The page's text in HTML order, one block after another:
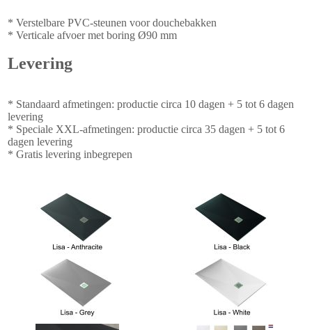
* Verstelbare PVC-steunen voor douchebakken
* Verticale afvoer met boring Ø90 mm
Levering
* Standaard afmetingen: productie circa 10 dagen + 5 tot 6 dagen
levering
* Speciale XXL-afmetingen: productie circa 35 dagen + 5 tot 6
dagen levering
* Gratis levering inbegrepen